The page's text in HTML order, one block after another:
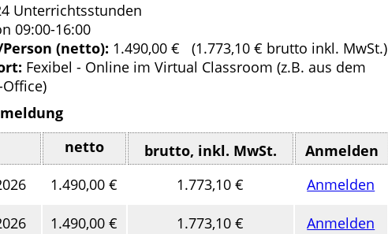
Unterrichtsstunden
09:00-16:00
(netto): 1.490,00 € (1.773,10 € brutto inkl. MwSt.)
Fexibel - Online im Virtual Classroom (z.B. aus dem
netto brutto, inkl. MwSt.
Anmelden
1.490,00 € 1.773,10 € Anmelden
1.490,00 € 1.773,10 € Anmelden